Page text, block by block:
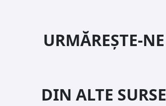
URMĂREȘTE-NE
DIN ALTE SURSE